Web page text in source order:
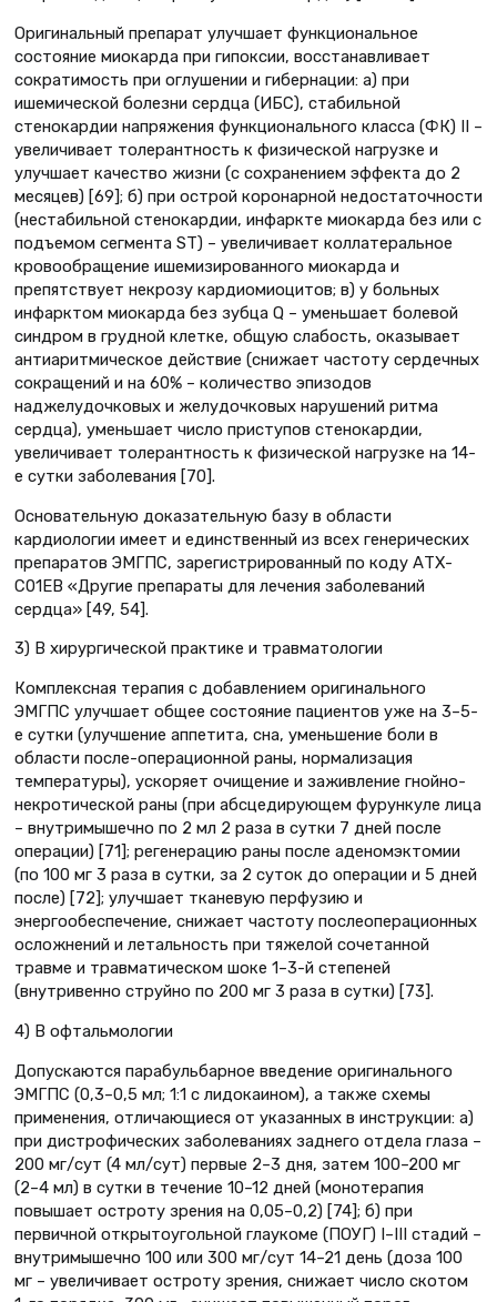
Оригинальный препарат улучшает функциональное
состояние миокарда при гипоксии, восстанавливает
сократимость при оглушении и гибернации: а) при
ишемической болезни сердца (ИБС), стабильной
стенокардии напряжения функционального класса (ФК) II –
увеличивает толерантность к физической нагрузке и
улучшает качество жизни (с сохранением эффекта до 2
месяцев) [69]; б) при острой коронарной недостаточности
(нестабильной стенокардии, инфаркте миокарда без или с
подъемом сегмента ST) – увеличивает коллатеральное
кровообращение ишемизированного миокарда и
препятствует некрозу кардиомиоцитов; в) у больных
инфарктом миокарда без зубца Q – уменьшает болевой
синдром в грудной клетке, общую слабость, оказывает
антиаритмическое действие (снижает частоту сердечных
сокращений и на 60% – количество эпизодов
наджелудочковых и желудочковых нарушений ритма
сердца), уменьшает число приступов стенокардии,
увеличивает толерантность к физической нагрузке на 14-
е сутки заболевания [70].
Основательную доказательную базу в области
кардиологии имеет и единственный из всех генерических
препаратов ЭМГПС, зарегистрированный по коду АТХ-
С01ЕВ «Другие препараты для лечения заболеваний
сердца» [49, 54].
3) В хирургической практике и травматологии
Комплексная терапия с добавлением оригинального
ЭМГПС улучшает общее состояние пациентов уже на 3–5-
е сутки (улучшение аппетита, сна, уменьшение боли в
области после-операционной раны, нормализация
температуры), ускоряет очищение и заживление гнойно-
некротической раны (при абсцедирующем фурункуле лица
– внутримышечно по 2 мл 2 раза в сутки 7 дней после
операции) [71]; регенерацию раны после аденомэктомии
(по 100 мг 3 раза в сутки, за 2 суток до операции и 5 дней
после) [72]; улучшает тканевую перфузию и
энергообеспечение, снижает частоту послеоперационных
осложнений и летальность при тяжелой сочетанной
травме и травматическом шоке 1–3-й степеней
(внутривенно струйно по 200 мг 3 раза в сутки) [73].
4) В офтальмологии
Допускаются парабульбарное введение оригинального
ЭМГПС (0,3–0,5 мл; 1:1 с лидокаином), а также схемы
применения, отличающиеся от указанных в инструкции: а)
при дистрофических заболеваниях заднего отдела глаза –
200 мг/сут (4 мл/сут) первые 2–3 дня, затем 100–200 мг
(2–4 мл) в сутки в течение 10–12 дней (монотерапия
повышает остроту зрения на 0,05–0,2) [74]; б) при
первичной открытоугольной глаукоме (ПОУГ) I–III стадий –
внутримышечно 100 или 300 мг/сут 14–21 день (доза 100
мг – увеличивает остроту зрения, снижает число скотом